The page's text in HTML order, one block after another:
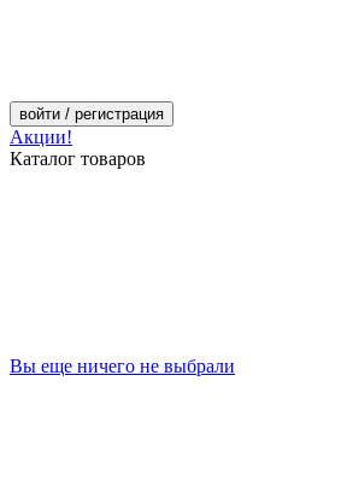
войти / регистрация
Акции!
Каталог товаров
Вы еще ничего не выбрали